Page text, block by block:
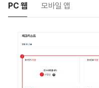
PC 웹 모바일 앱